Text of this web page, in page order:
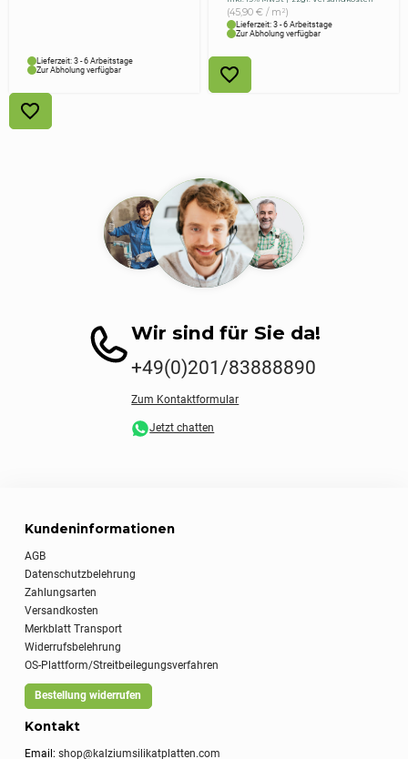
Lieferzeit: 3 - 6 Arbeitstage
Zur Abholung verfügbar
war:
54,90 €
ist:
45,90 €.
(45,90 € / m²)
Lieferzeit: 3 - 6 Arbeitstage
Zur Abholung verfügbar
Wir sind für Sie da!
+49(0)201/83888890
Zum Kontaktformular
Jetzt chatten
Kundeninformationen
AGB
Datenschutzbelehrung
Zahlungsarten
Versandkosten
Merkblatt Transport
Widerrufsbelehrung
OS-Plattform/Streitbeilegungsverfahren
Bestellung widerrufen
Kontakt
Email:shop@kalziumsilikatplatten.com